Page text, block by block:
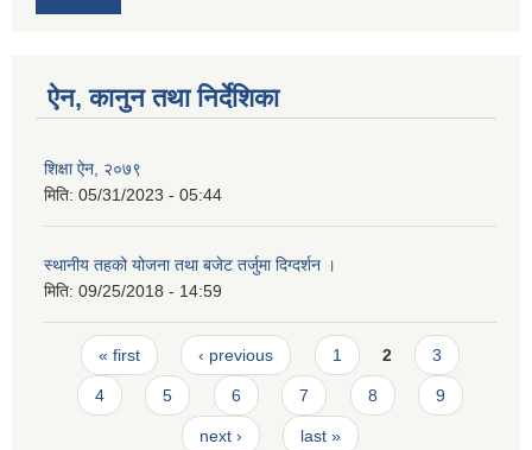
ऐन, कानुन तथा निर्देशिका
शिक्षा ऐन, २०७९
मिति: 05/31/2023 - 05:44
स्थानीय तहको योजना तथा बजेट तर्जुमा दिग्दर्शन ।
मिति: 09/25/2018 - 14:59
Pages
« first ‹ previous 1 2 3
4 5 6 7 8 9
next › last »